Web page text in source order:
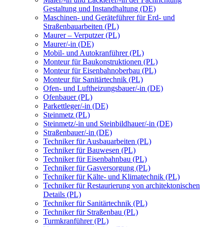
Gestaltung und Instandhaltung (DE)
Maschinen- und Geräteführer für Erd- und
Straßenbauarbeiten (PL)
Maurer – Verputzer (PL)
Maurer/-in (DE)
Mobil- und Autokranführer (PL)
Monteur für Baukonstruktionen (PL)
Monteur für Eisenbahnoberbau (PL)
Monteur für Sanitärtechnik (PL)
Ofen- und Luftheizungsbauer/-in (DE)
Ofenbauer (PL)
Parkettleger/-in (DE)
Steinmetz (PL)
Steinmetz/-in und Steinbildhauer/-in (DE)
Straßenbauer/-in (DE)
Techniker für Ausbauarbeiten (PL)
Techniker für Bauwesen (PL)
Techniker für Eisenbahnbau (PL)
Techniker für Gasversorgung (PL)
Techniker für Kälte- und Klimatechnik (PL)
Techniker für Restaurierung von architektonischen
Details (PL)
Techniker für Sanitärtechnik (PL)
Techniker für Straßenbau (PL)
Turmkranführer (PL)